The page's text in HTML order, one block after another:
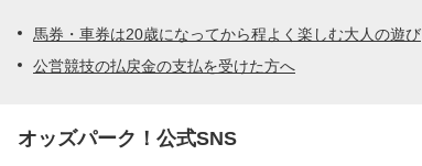
馬券・車券は20歳になってから程よく楽しむ大人の遊び
公営競技の払戻金の支払を受けた方へ
オッズパーク！公式SNS